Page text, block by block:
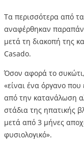
Τα περισσότερα από
αναφέρθηκαν
μετά τη διακοπή της
Casado.
Όσον αφορά το συκώτι,
«είναι ένα όργανο
από την κατανάλωση
στάδια της ηπατικής
μετά από 3 μήνες
φυσιολογικό».